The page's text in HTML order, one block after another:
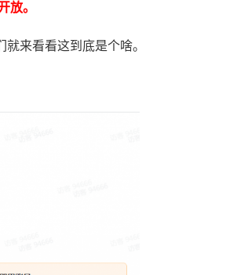
放。
来看看这到底是个啥。